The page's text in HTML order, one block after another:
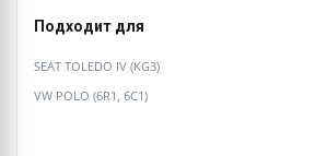
Подходит для
SEAT TOLEDO IV (KG3)
VW POLO (6R1, 6C1)